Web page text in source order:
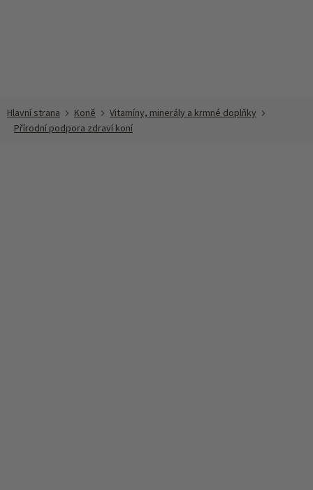
Koně
Vitamíny, minerály a krmné doplňky
Přírodní podpora zdraví koní